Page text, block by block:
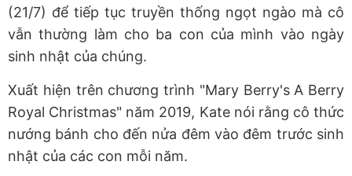
(21/7) để tiếp tục truyền thống ngọt ngào mà cô
vẫn thường làm cho ba con của mình vào ngày
sinh nhật của chúng.
Xuất hiện trên chương trình "Mary Berry's A Berry
Royal Christmas" năm 2019, Kate nói rằng cô thức
nướng bánh cho đến nửa đêm vào đêm trước sinh
nhật của các con mỗi năm.